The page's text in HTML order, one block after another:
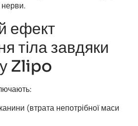
ефект
тіла завдяки
Zlipo
(втрата непотрібної маси